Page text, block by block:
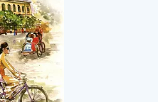
Đăng Nguyễn Đông Vy -
lắng, thú vị và độc đáo.